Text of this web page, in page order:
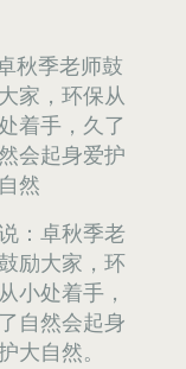
：卓秋季老
励大家，环
小处着手，
自然会起身
大自然。